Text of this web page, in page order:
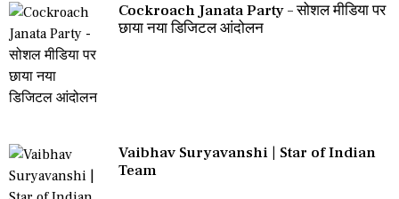
Cockroach Janata Party – सोशल मीडिया पर
छाया नया डिजिटल आंदोलन
Vaibhav Suryavanshi | Star of Indian
Team